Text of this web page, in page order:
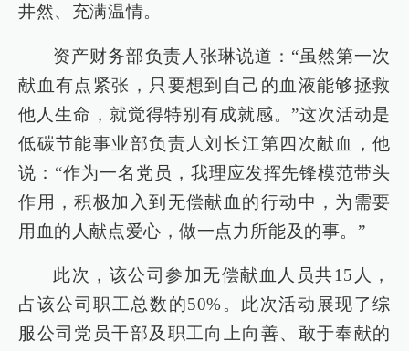
井然、充满温情。
资产财务部负责人张琳说道：“虽然第一次
献血有点紧张，只要想到自己的血液能够拯救
他人生命，就觉得特别有成就感。”这次活动是
低碳节能事业部负责人刘长江第四次献血，他
说：“作为一名党员，我理应发挥先锋模范带头
作用，积极加入到无偿献血的行动中，为需要
用血的人献点爱心，做一点力所能及的事。”
此次，该公司参加无偿献血人员共15人，
占该公司职工总数的50%。此次活动展现了综
服公司党员干部及职工向上向善、敢于奉献的